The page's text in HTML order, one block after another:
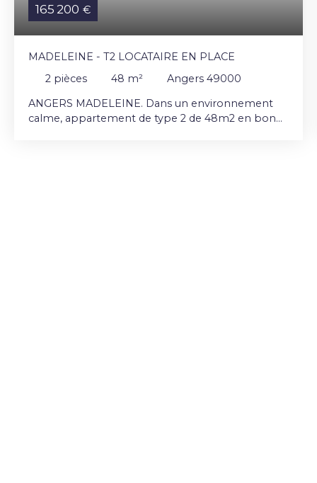
165 200 €
MADELEINE - T2 LOCATAIRE EN PLACE
2 pièces 48 m²
Angers 49000
ANGERS MADELEINE. Dans un environnement
calme, appartement de type 2 de 48m2 en bon